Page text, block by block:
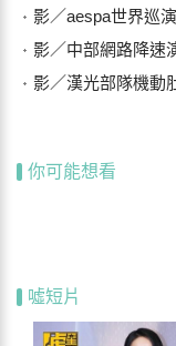
影／aespa世界巡
影／中部網路降速
影／漢光部隊機動
你可能想看
噓短片